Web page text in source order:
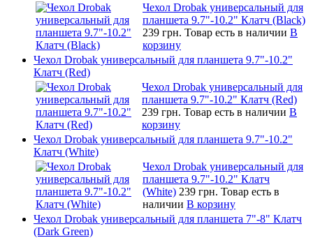
Чехол Drobak универсальный для
планшета 9.7"-10.2" Клатч (Black)
239 грн. Товар есть в наличии В
корзину
Чехол Drobak универсальный для планшета 9.7"-10.2"
Клатч (Red)
Чехол Drobak универсальный для
планшета 9.7"-10.2" Клатч (Red)
239 грн. Товар есть в наличии В
корзину
Чехол Drobak универсальный для планшета 9.7"-10.2"
Клатч (White)
Чехол Drobak универсальный для
планшета 9.7"-10.2" Клатч
(White) 239 грн. Товар есть в
наличии В корзину
Чехол Drobak универсальный для планшета 7"-8" Клатч
(Dark Green)